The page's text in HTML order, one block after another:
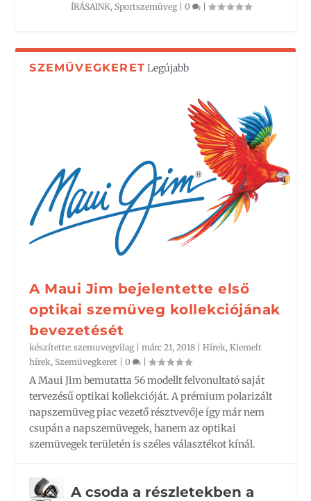
ÍRÁSAINK, Sportszemüveg |0 |
SZEMÜVEGKERET Legújabb
A Maui Jim bejelentette első
optikai szemüveg kollekciójának
bevezetését
készítette:szemuvegvilag |márc 21, 2018 |Hírek,Kiemelt
hírek, Szemüvegkeret |0 |
A Maui Jim bemutatta 56 modellt felvonultató saját
tervezésű optikai kollekcióját. A prémium polarizált
napszemüveg piac vezető résztvevője így már nem
csupán a napszemüvegek, hanem az optikai
szemüvegek területén is széles választékot kínál.
A csoda a részletekben a